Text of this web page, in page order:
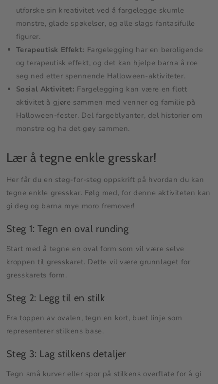
utforske sin kreativitet ved å fargelegge skumle
monstre, glade spøkelser, og alle slags fantasifulle
figurer.
Terapeutisk Effekt: Fargelegging har en beroligende
og terapeutisk effekt, og det kan hjelpe barna å roe
seg ned etter spennende Halloween-aktiviteter.
Sosial Aktivitet: Fargelegging kan være en flott
aktivitet å gjøre sammen med venner og familie på
Halloween-fester. Del fargeblyanter, del historier om
monstre og ha det gøy sammen.
Lær å tegne enkle gresskar!
Her får du en steg-for-steg oppskrift på hvordan du kan
tegne enkle gresskar. Følg med, for denne aktiviteten kan
gi deg og barna mye moro fremover!
Steg 1: Tegn en oval runding
Start med å tegne en oval form som vil være selve
kroppen til gresskaret. Dette vil være grunnlaget for
gresskarets form.
Steg 2: Legg til en stilk
Fra toppen av ovalen, tegn en kort, buet linje som
representerer stilkens base.
Steg 3: Lag stilkens detaljer
Tegn små kurver eller spor på stilkens overflate for å gi